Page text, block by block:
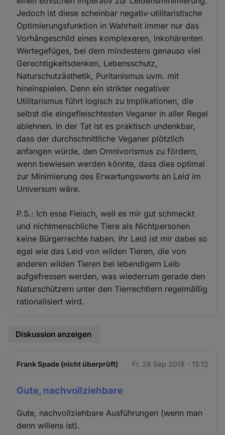
Jedoch ist diese scheinbar negativ-utilitaristische
Optimierungsfunktion in Wahrheit immer nur das
Vorhängeschild eines komplexeren, inkohärenten
Wertegefüges, bei dem mindestens genauso viel
Gerechtigkeitsdenken, Lebensschutz,
Naturschutzästhetik, Puritanismus uvm. mit
hineinspielen. Denn ein strikter negativer
Utilitarismus führt logisch zu Implikationen, die
selbst die eingefleischtesten Veganer in aller Regel
ablehnen. In der Tat ist es praktisch undenkbar,
dass der durchschnittliche Veganer plötzlich
anfangen würde, den Omnivorismus zu fördern,
wenn bewiesen werden könnte, dass dies optimal
zur Minimierung des Erwartungswerts an Leid im
Universum wäre.
P.S.: Ich esse Fleisch, weil es mir gut schmeckt
und nichtmenschliche Tiere als Nichtpersonen
keine Bürgerrechte haben. Ihr Leid ist mir dabei so
egal wie das Leid von wilden Tieren, die von
anderen wilden Tieren bei lebendigem Leib
aufgefressen werden, was wiederrum gerade den
Naturschützern unter den Tierrechtlern regelmäßig
rationalisiert wird.
Diskussion anzeigen
Frank Spade (nicht überprüft) Fr. 28 Sep 2018 - 15:12
Gute, nachvollziehbare
Gute, nachvollziehbare Ausführungen (wenn man
denn willens ist).